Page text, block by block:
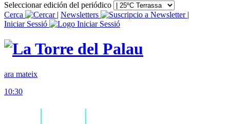
Seleccionar edición del periódico
Cerca
| Newsletters
|
Iniciar Sessió
ara mateix
10:30